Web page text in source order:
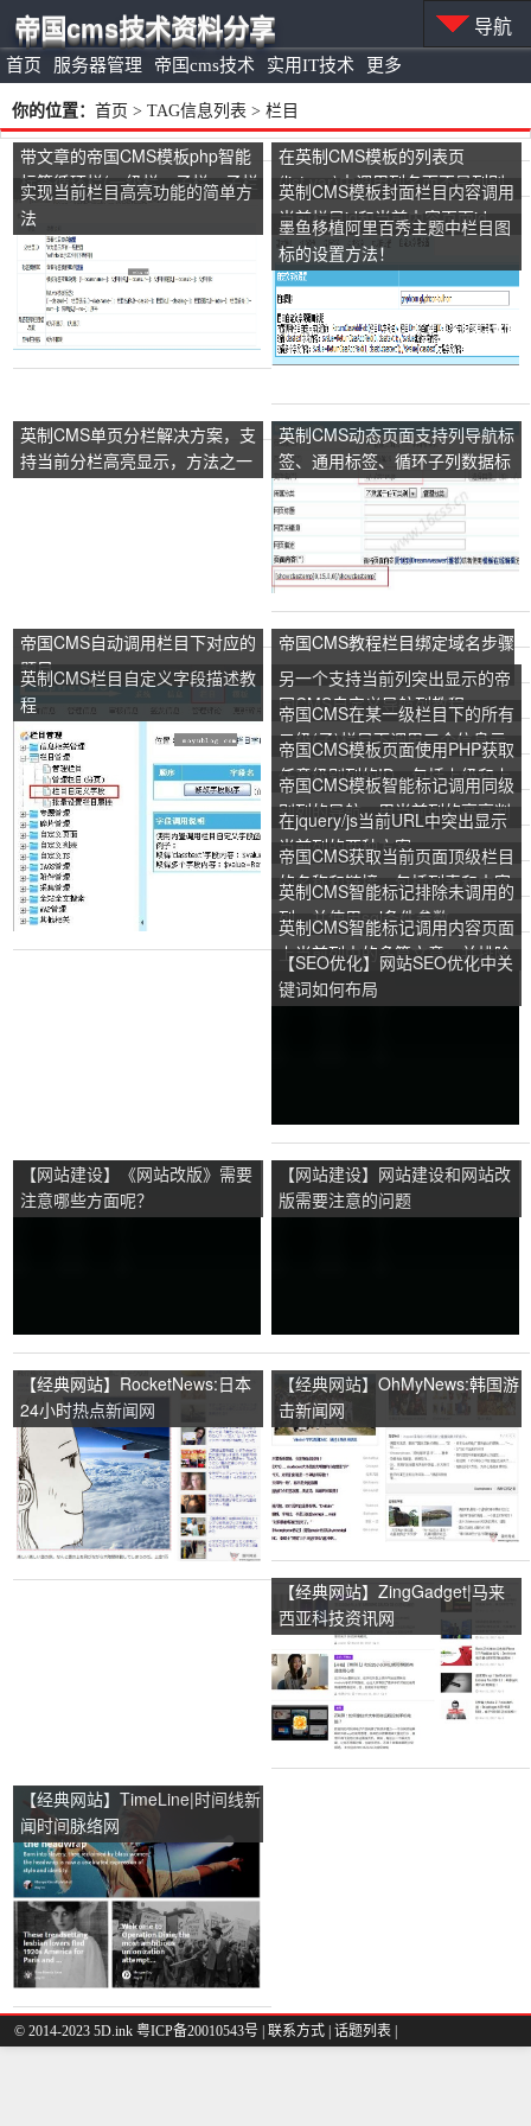
首页 服务器管理 帝国cms技术 实用IT技术 更多
帝国cms技术资料分享 导航
你的位置： 首页 > TAG信息列表 > 栏目
带文章的帝国CMS模板php智能
标签循环栏(一级栏，子栏，子栏
下的文章)
在英制CMS模板的列表页
(list.var)中调用列名而不是列别
名的方法
实现当前栏目高亮功能的简单方
法
英制CMS模板封面栏目内容调用
当前栏目id和当前内容页面id
墨鱼移植阿里百秀主题中栏目图
标的设置方法！
英制CMS单页分栏解决方案，支
持当前分栏高亮显示，方法之一
英制CMS动态页面支持列导航标
签、通用标签、循环子列数据标
签的方式
帝国CMS自动调用栏目下对应的
题目
帝国CMS教程栏目绑定域名步骤
英制CMS栏目自定义字段描述教
程
另一个支持当前列突出显示的帝
国CMS自定义导航列教程
帝国CMS在某一级栏目下的所有
二级(子)栏目下调用三个信息示
例
帝国CMS模板页面使用PHP获取
任意级别列的ID，包括上级和上
级
帝国CMS模板智能标记调用同级
别列的导航，用当前列的高亮判
断
在jquery/js当前URL中突出显示
当前列的两种方案
帝国CMS获取当前页面顶级栏目
的名称和链接，包括列表和内容
页面
英制CMS智能标记排除未调用的
列，并使用sql条件参数
英制CMS智能标记调用内容页面
上当前列中的多篇文章，并排除
当前文章
【SEO优化】网站SEO优化中关
键词如何布局
【网站建设】《网站改版》需要
注意哪些方面呢？
【网站建设】网站建设和网站改
版需要注意的问题
【经典网站】RocketNews:日本
24小时热点新闻网
【经典网站】OhMyNews:韩国游
击新闻网
【经典网站】ZingGadget|马来
西亚科技资讯网
【经典网站】TimeLine|时间线新
闻时间脉络网
© 2014-2023 5D.ink 粤ICP备20010543号 | 联系方式 | 话题列表 |